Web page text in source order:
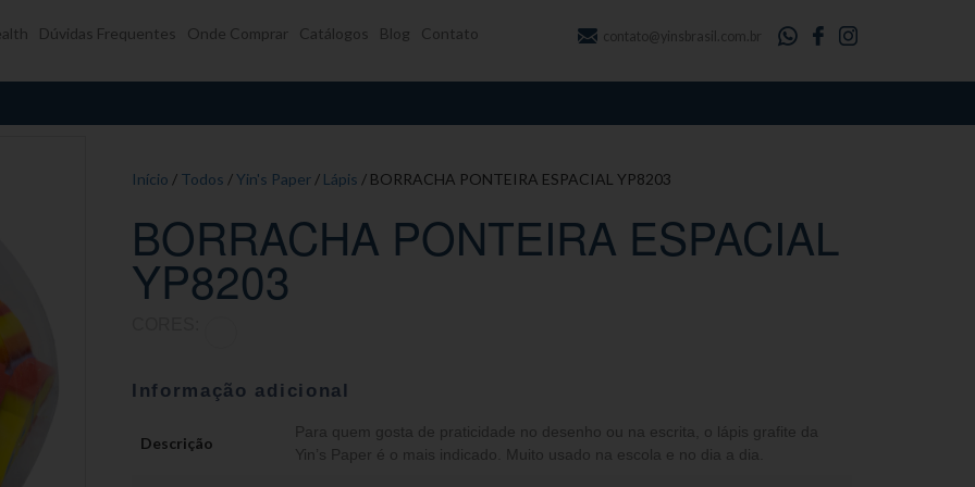
Dúvidas Frequentes Onde Comprar Catálogos Blog Contato contato@yinsbrasil.com.br
Início / Todos /Yin's Paper / Lápis / BORRACHA PONTEIRA ESPACIAL YP8203
BORRACHA PONTEIRA ESPACIAL
YP8203
Informação adicional
Descrição
Para quem gosta de praticidade no desenho ou na escrita, o lápis grafite da
Yin’s Paper é o mais indicado. Muito usado na escola e no dia a dia.